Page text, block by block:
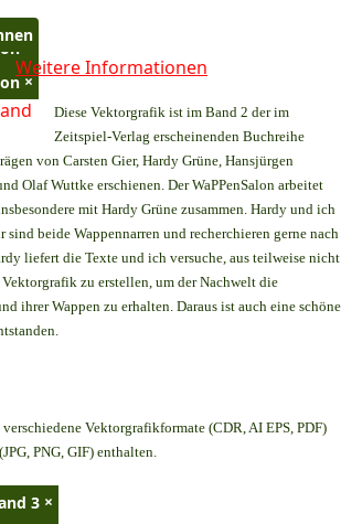
Weitere Informationen
×
×
Diese Vektorgrafik ist im Band 2 der im
Zeitspiel-Verlag erscheinenden Buchreihe
von Carsten Gier, Hardy Grüne, Hansjürgen
Olaf Wuttke erschienen. Der WaPPenSalon arbeitet
mit Hardy Grüne zusammen. Hardy und ich
sind beide Wappennarren und recherchieren gerne nach
liefert die Texte und ich versuche, aus teilweise nicht
zu erstellen, um der Nachwelt die
ihrer Wappen zu erhalten. Daraus ist auch eine schöne
Vektorgrafikformate (CDR, AI EPS, PDF)
PNG, GIF) enthalten.
×